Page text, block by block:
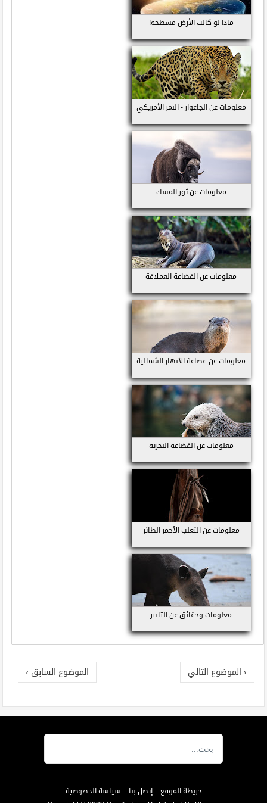
ماذا لو كانت الأرض مسطحة!
معلومات عن الجاغوار - النمر الأمريكي
معلومات عن ثور المسك
معلومات عن القضاعة العملاقة
معلومات عن قضاعة الأنهار الشمالية
معلومات عن القضاعة البحرية
معلومات عن الثعلب الأحمر الطائر
معلومات وحقائق عن التابير
‹ الموضوع التالي الموضوع السابق ›
خريطة الموقع إتصل بنا
سياسة الخصوصية